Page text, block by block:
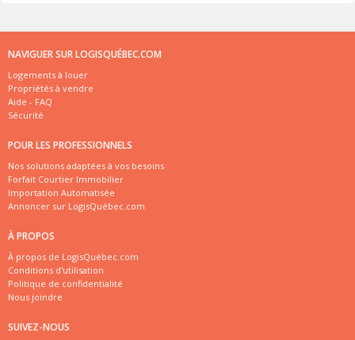
NAVIGUER SUR LOGISQUÉBEC.COM
Logements à louer
Propriétés à vendre
Aide - FAQ
Sécurité
POUR LES PROFESSIONNELS
Nos solutions adaptées à vos besoins
Forfait Courtier Immobilier
Importation Automatisée
Annoncer sur LogisQuébec.com
À PROPOS
À propos de LogisQuébec.com
Conditions d'utilisation
Politique de confidentialité
Nous joindre
SUIVEZ-NOUS